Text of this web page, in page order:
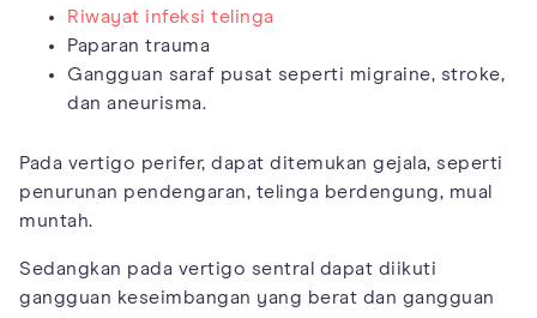
Riwayat infeksi telinga
Paparan trauma
Gangguan saraf pusat seperti migraine, stroke,
dan aneurisma.
Pada vertigo perifer, dapat ditemukan gejala, seperti
penurunan pendengaran, telinga berdengung, mual
muntah.
Sedangkan pada vertigo sentral dapat diikuti
gangguan keseimbangan yang berat dan gangguan